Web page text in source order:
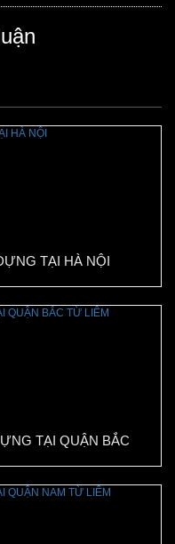
TẠI HÀ NỘI
TẠI QUẬN BẮC